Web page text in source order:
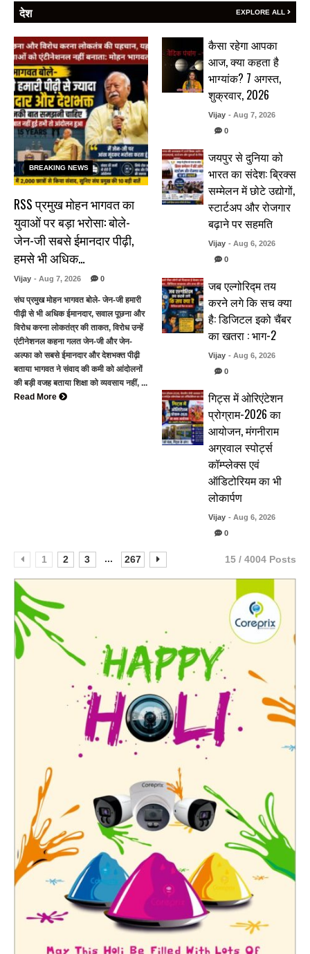
देश EXPLORE ALL
BREAKING NEWS
RSS प्रमुख मोहन भागवत का
युवाओं पर बड़ा भरोसा: बोले-
जेन-जी सबसे ईमानदार पीढ़ी,
हमसे भी अधिक…
Vijay - Aug 7, 2026 0
संघ प्रमुख मोहन भागवत बोले- जेन-जी हमारी
पीढ़ी से भी अधिक ईमानदार, सवाल पूछना और
विरोध करना लोकतंत्र की ताकत, विरोध उन्हें
एंटीनेशनल कहना गलत जेन-जी और जेन-
अल्फा को सबसे ईमानदार और देशभक्त पीढ़ी
बताया भागवत ने संवाद की कमी को आंदोलनों
की बड़ी वजह बताया शिक्षा को व्यवसाय नहीं, ...
Read More
कैसा रहेगा आपका
आज, क्या कहता है
भाग्यांक? 7 अगस्त,
शुक्रवार, 2026
Vijay - Aug 7, 2026
0
जयपुर से दुनिया को
भारत का संदेश: ब्रिक्स
सम्मेलन में छोटे उद्योगों,
स्टार्टअप और रोजगार
बढ़ाने पर सहमति
Vijay - Aug 6, 2026
0
जब एल्गोरिद्म तय
करने लगे कि सच क्या
है: डिजिटल इको चैंबर
का खतरा : भाग-2
Vijay - Aug 6, 2026
0
गिट्स में ओरिएंटेशन
प्रोग्राम-2026 का
आयोजन, मंगनीराम
अग्रवाल स्पोर्ट्स
कॉम्प्लेक्स एवं
ऑडिटोरियम का भी
लोकार्पण
Vijay - Aug 6, 2026
0
1 2 3 ... 267 15 / 4004 Posts